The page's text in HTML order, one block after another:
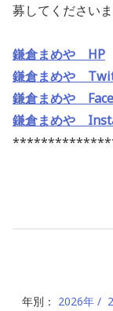
募してください
鎌倉まめや HP
鎌倉まめや
鎌倉まめや
鎌倉まめや
年別： 2026年